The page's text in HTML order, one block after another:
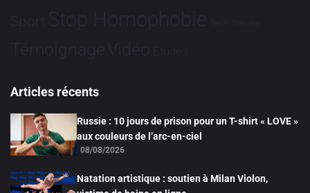
Sport Stop Homophobie Tech Tribune
TémoignageVidéo Études
Articles récents
Russie : 10 jours de prison pour un T-shirt « LOVE »
aux couleurs de l’arc-en-ciel
08/08/2026
Natation artistique : soutien à Milan Violon,